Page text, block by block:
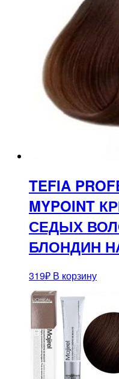
TEFIA
MYPOINT
СЕДЫХ
БЛОНДИН
319₽ В корзину